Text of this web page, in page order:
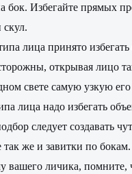
бок. Избегайте прямых
лица принято
открывая лицо
свете самую узкую его
лица надо избегать
следует создавать
же и завитки по бокам.
вашего личика, помните,